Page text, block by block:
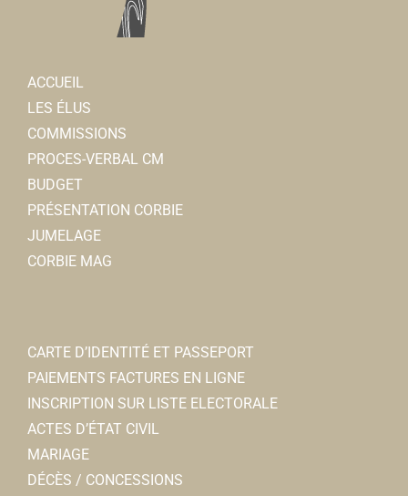
ACCUEIL
LES ÉLUS
COMMISSIONS
PROCES-VERBAL CM
BUDGET
PRÉSENTATION CORBIE
JUMELAGE
CORBIE MAG
CARTE D’IDENTITÉ ET PASSEPORT
PAIEMENTS FACTURES EN LIGNE
INSCRIPTION SUR LISTE ELECTORALE
ACTES D’ÉTAT CIVIL
MARIAGE
DÉCÈS / CONCESSIONS